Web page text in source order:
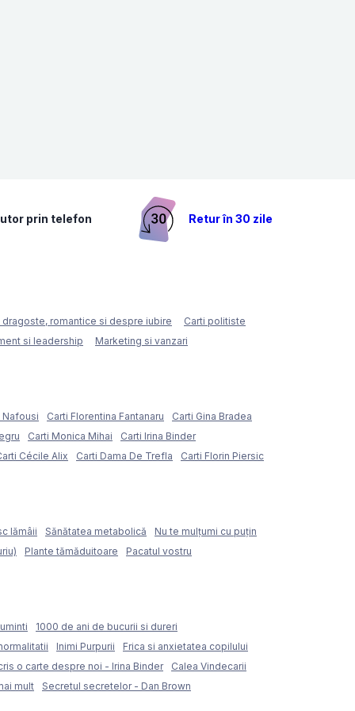
prin telefon Retur în 30 zile
dragoste, romantice si despre iubire
Carti politiste
si leadership
Marketing si vanzari
Nafousi Carti Florentina Fantanaru
Carti Gina Bradea
Carti Monica Mihai
Carti Irina Binder
Cécile Alix
Carti Dama De Trefla Carti Florin Piersic
lămâii Sănătatea metabolică
Nu te mulțumi cu puțin
Plante tămăduitoare Pacatul vostru
1000 de ani de bucurii si dureri
Inimi Purpurii
Frica si anxietatea copilului
o carte despre noi - Irina Binder
Calea Vindecarii
mult
Secretul secretelor - Dan Brown